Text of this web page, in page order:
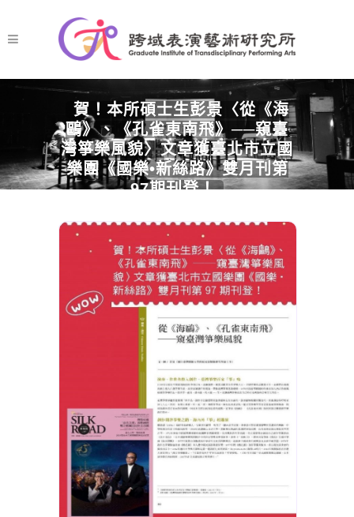
賀！本所碩士生彭景〈從《海
鷗》、《孔雀東南飛》──窺臺
灣箏樂風貌〉文章獲臺北市立國
樂團《國樂•新絲路》雙月刊第
97期刊登！